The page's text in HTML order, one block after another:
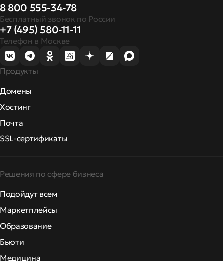
8 800 555-34-78
Бесплатный звонок по России
+7 (495) 580-11-11
Телефон в Москве
Продукты
Домены
Хостинг
Почта
SSL-сертификаты
Решения по сфере бизнеса
Подойдут всем
Маркетплейсы
Образование
Бьюти
Медицина